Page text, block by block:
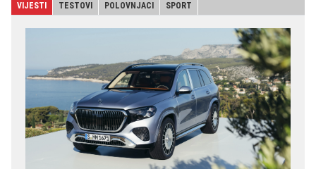
VIJESTI TESTOVI POLOVNJACI SPORT